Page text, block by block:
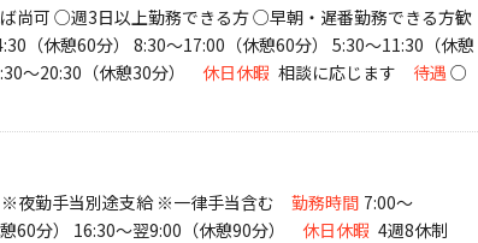
可 ○週3日以上勤務できる方 ○早朝・遅番勤務できる方歓
（休憩60分） 8:30～17:00（休憩60分） 5:30～11:30（休憩
～20:30（休憩30分）
休日休暇 相談に応じます 待遇 ○
夜勤手当別途支給 ※一律手当含む 勤務時間 7:00～
分） 16:30～翌9:00（休憩90分）
休日休暇 4週8休制